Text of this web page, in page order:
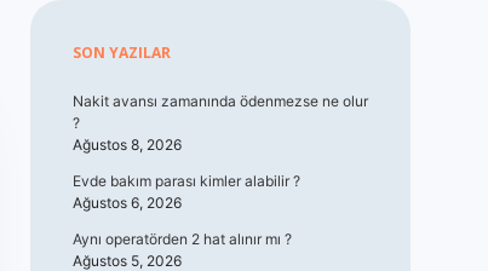
Sidebar
SON YAZILAR
Nakit avansı zamanında ödenmezse ne olur
?
Ağustos 8, 2026
Evde bakım parası kimler alabilir ?
Ağustos 6, 2026
Aynı operatörden 2 hat alınır mı ?
Ağustos 5, 2026